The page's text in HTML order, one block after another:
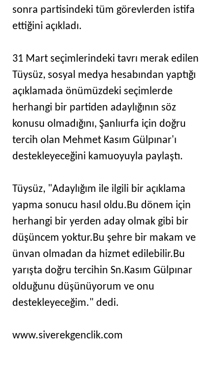
sonra partisindeki tüm görevlerden istifa
ettiğini açıkladı.
31 Mart seçimlerindeki tavrı merak edilen
Tüysüz, sosyal medya hesabından yaptığı
açıklamada önümüzdeki seçimlerde
herhangi bir partiden adaylığının söz
konusu olmadığını, Şanlıurfa için doğru
tercih olan Mehmet Kasım Gülpınar'ı
destekleyeceğini kamuoyuyla paylaştı.
Tüysüz, "Adaylığım ile ilgili bir açıklama
yapma sonucu hasıl oldu.Bu dönem için
herhangi bir yerden aday olmak gibi bir
düşüncem yoktur.Bu şehre bir makam ve
ünvan olmadan da hizmet edilebilir.Bu
yarışta doğru tercihin Sn.Kasım Gülpınar
olduğunu düşünüyorum ve onu
destekleyeceğim." dedi.
www.siverekgenclik.com